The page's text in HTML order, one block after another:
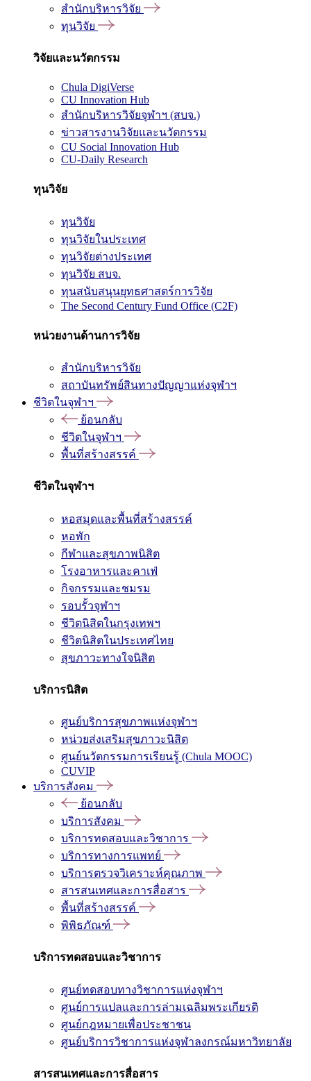
สำนักบริหารวิจัย
ทุนวิจัย
วิจัยและนวัตกรรม
Chula DigiVerse
CU Innovation Hub
สำนักบริหารวิจัยจุฬาฯ (สบจ.)
ข่าวสารงานวิจัยและนวัตกรรม
CU Social Innovation Hub
CU-Daily Research
ทุนวิจัย
ทุนวิจัย
ทุนวิจัยในประเทศ
ทุนวิจัยต่างประเทศ
ทุนวิจัย สบจ.
ทุนสนับสนุนยุทธศาสตร์การวิจัย
The Second Century Fund Office (C2F)
หน่วยงานด้านการวิจัย
สำนักบริหารวิจัย
สถาบันทรัพย์สินทางปัญญาแห่งจุฬาฯ
ชีวิตในจุฬาฯ
ย้อนกลับ
ชีวิตในจุฬาฯ
พื้นที่สร้างสรรค์
ชีวิตในจุฬาฯ
หอสมุดและพื้นที่สร้างสรรค์
หอพัก
กีฬาและสุขภาพนิสิต
โรงอาหารและคาเฟ่
กิจกรรมและชมรม
รอบรั้วจุฬาฯ
ชีวิตนิสิตในกรุงเทพฯ
ชีวิตนิสิตในประเทศไทย
สุขภาวะทางใจนิสิต
บริการนิสิต
ศูนย์บริการสุขภาพแห่งจุฬาฯ
หน่วยส่งเสริมสุขภาวะนิสิต
ศูนย์นวัตกรรมการเรียนรู้ (Chula MOOC)
CUVIP
บริการสังคม
ย้อนกลับ
บริการสังคม
บริการทดสอบและวิชาการ
บริการทางการแพทย์
บริการตรวจวิเคราะห์คุณภาพ
สารสนเทศและการสื่อสาร
พื้นที่สร้างสรรค์
พิพิธภัณฑ์
บริการทดสอบและวิชาการ
ศูนย์ทดสอบทางวิชาการแห่งจุฬาฯ
ศูนย์การแปลและการล่ามเฉลิมพระเกียรติ
ศูนย์กฎหมายเพื่อประชาชน
ศูนย์บริการวิชาการแห่งจุฬาลงกรณ์มหาวิทยาลัย
สารสนเทศและการสื่อสาร